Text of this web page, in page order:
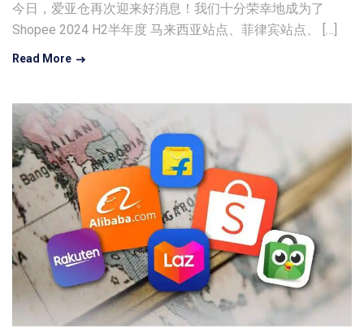
今日，爱亚仓再次迎来好消息！我们十分荣幸地成为了
Shopee 2024 H2半年度 马来西亚站点、菲律宾站点、 […]
Read More